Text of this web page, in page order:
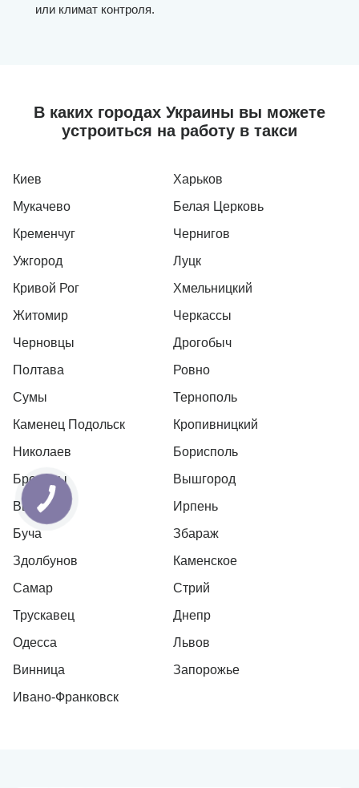
или климат контроля.
В каких городах Украины вы можете
устроиться на работу в такси
Киев
Харьков
Мукачево
Белая Церковь
Кременчуг
Чернигов
Ужгород
Луцк
Кривой Рог
Хмельницкий
Житомир
Черкассы
Черновцы
Дрогобыч
Полтава
Ровно
Сумы
Тернополь
Каменец Подольск
Кропивницкий
Николаев
Борисполь
Бровары
Вышгород
Вышневе
Ирпень
Буча
Збараж
Здолбунов
Каменское
Самар
Стрий
Трускавец
Днепр
Одесса
Львов
Винница
Запорожье
Ивано-Франковск